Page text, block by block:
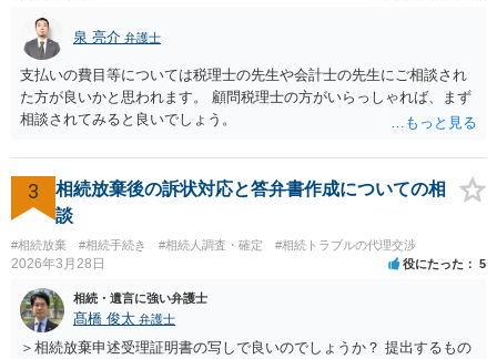
泉 亮介 弁護士
支払いの費目等については税理士の先生や会計士の先生にご相談され
た方が良いかと思われます。 顧問税理士の方がいらっしゃれば、まず
相談されてみると良いでしょう。
3
相続放棄後の訴状対応と答弁書作成についての相
談
#相続放棄 #相続手続き #相続人調査・確定 #相続トラブルの代理交渉
2026年3月28日 役にたった 5
相続・遺言に強い弁護士
髙橋 俊太 弁護士
＞相続放棄申述受理証明書の写しで良いのでしょうか？ 提出するもの